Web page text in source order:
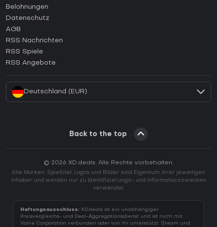
Wie aktiviert man einen Steam CD Key?
Wie aktiviert man einen Epic Games CD Key?
Wie aktiviert man einen GOG CD Key?
Wie aktiviert man einen Ubisoft Connect CD Key?
Wie aktiviert man einen EA App CD Key?
Belohnungen
Datenschutz
AGB
RSS Nachrichten
RSS Spiele
RSS Angebote
Deutschland (EUR)
Back to the top
© 2026 XD.deals. Alle Rechte vorbehalten.
Alle Marken, Spieltitel, Logos und Bilder sind Eigentum ihrer jeweiligen
Inhaber und werden nur zu Identifizierungs- und Informationszwecken
verwendet.
Haftungsausschluss: XD.deals ist ein unabhängiger
Preisvergleichs- und Deal-Aggregationsdienst und ist nicht mit
Valve Corporation verbunden oder von ihr unterstützt. Steam und